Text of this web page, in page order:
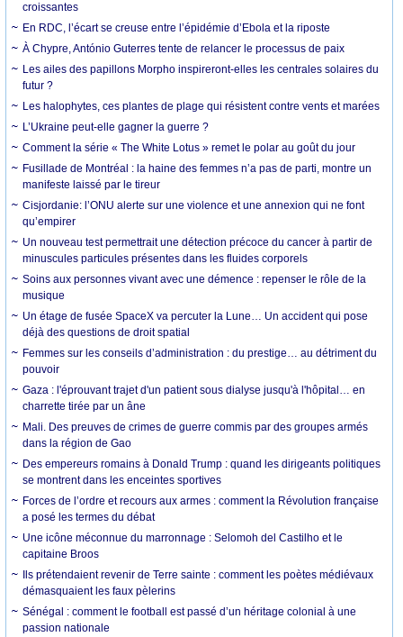
croissantes
En RDC, l’écart se creuse entre l’épidémie d’Ebola et la riposte
À Chypre, António Guterres tente de relancer le processus de paix
Les ailes des papillons Morpho inspireront-elles les centrales solaires du
futur ?
Les halophytes, ces plantes de plage qui résistent contre vents et marées
L’Ukraine peut-elle gagner la guerre ?
Comment la série « The White Lotus » remet le polar au goût du jour
Fusillade de Montréal : la haine des femmes n’a pas de parti, montre un
manifeste laissé par le tireur
Cisjordanie: l’ONU alerte sur une violence et une annexion qui ne font
qu’empirer
Un nouveau test permettrait une détection précoce du cancer à partir de
minuscules particules présentes dans les fluides corporels
Soins aux personnes vivant avec une démence : repenser le rôle de la
musique
Un étage de fusée SpaceX va percuter la Lune… Un accident qui pose
déjà des questions de droit spatial
Femmes sur les conseils d’administration : du prestige… au détriment du
pouvoir
Gaza : l'éprouvant trajet d'un patient sous dialyse jusqu'à l'hôpital… en
charrette tirée par un âne
Mali. Des preuves de crimes de guerre commis par des groupes armés
dans la région de Gao
Des empereurs romains à Donald Trump : quand les dirigeants politiques
se montrent dans les enceintes sportives
Forces de l’ordre et recours aux armes : comment la Révolution française
a posé les termes du débat
Une icône méconnue du marronnage : Selomoh del Castilho et le
capitaine Broos
Ils prétendaient revenir de Terre sainte : comment les poètes médiévaux
démasquaient les faux pèlerins
Sénégal : comment le football est passé d’un héritage colonial à une
passion nationale